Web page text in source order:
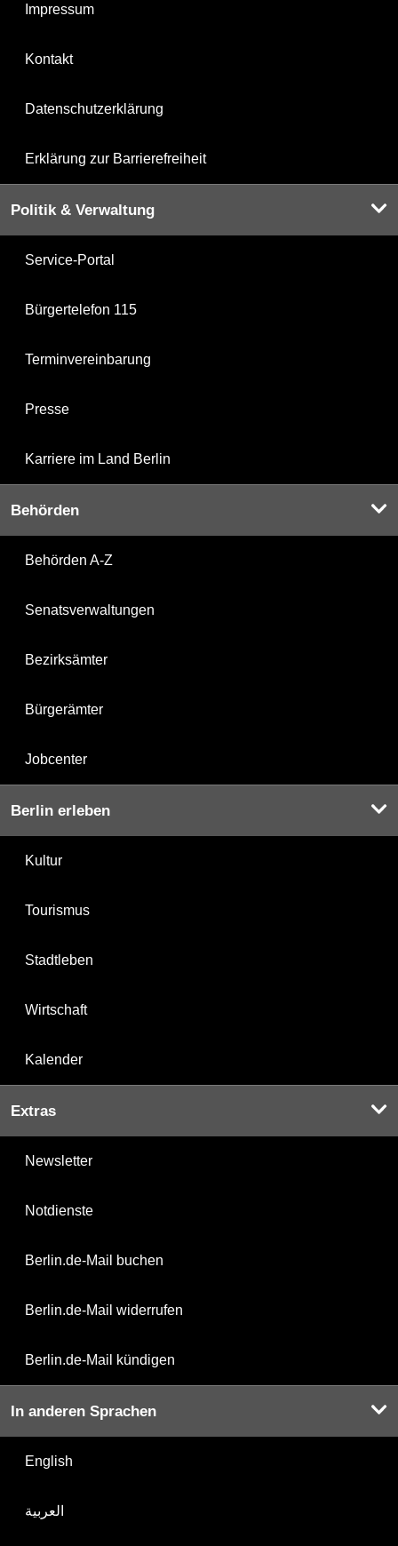
Impressum
Kontakt
Datenschutzerklärung
Erklärung zur Barrierefreiheit
Politik & Verwaltung
Service-Portal
Bürgertelefon 115
Terminvereinbarung
Presse
Karriere im Land Berlin
Behörden
Behörden A-Z
Senatsverwaltungen
Bezirksämter
Bürgerämter
Jobcenter
Berlin erleben
Kultur
Tourismus
Stadtleben
Wirtschaft
Kalender
Extras
Newsletter
Notdienste
Berlin.de-Mail buchen
Berlin.de-Mail widerrufen
Berlin.de-Mail kündigen
In anderen Sprachen
English
العربية